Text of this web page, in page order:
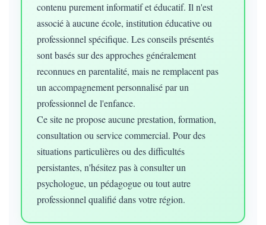
contenu purement informatif et éducatif. Il n'est
associé à aucune école, institution éducative ou
professionnel spécifique. Les conseils présentés
sont basés sur des approches généralement
reconnues en parentalité, mais ne remplacent pas
un accompagnement personnalisé par un
professionnel de l'enfance.
Ce site ne propose aucune prestation, formation,
consultation ou service commercial. Pour des
situations particulières ou des difficultés
persistantes, n'hésitez pas à consulter un
psychologue, un pédagogue ou tout autre
professionnel qualifié dans votre région.